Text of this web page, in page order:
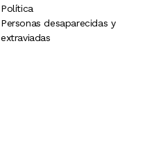
Política
Personas desaparecidas y
extraviadas